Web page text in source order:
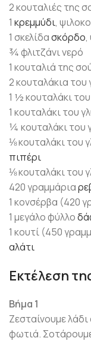
2 κουταλιές της
1 κρεμμύδι,
1 σκελίδασκόρδο,
¾ φλιτζάνι νερό
1 κουταλιά της
2 κουταλάκια
1 ½ κουταλάκι
1 κουταλάκι του
¼ κουταλάκι του
⅛ κουταλάκι του
πιπέρι
⅛ κουταλάκι του
420 γραμμάρια
1 κονσέρβα (420
1 μεγάλο φύλλο
1 κουτί (450
αλάτι
Εκτέλεση
Βήμα 1
Ζεσταίνουμε
φωτιά. Σοτάρουμε